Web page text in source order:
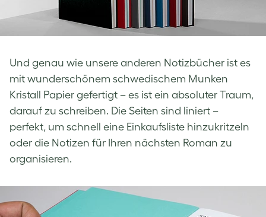
Und genau wie unsere anderen Notizbücher ist es
mit wunderschönem schwedischem Munken
Kristall Papier gefertigt – es ist ein absoluter Traum,
darauf zu schreiben. Die Seiten sind liniert –
perfekt, um schnell eine Einkaufsliste hinzukritzeln
oder die Notizen für Ihren nächsten Roman zu
organisieren.